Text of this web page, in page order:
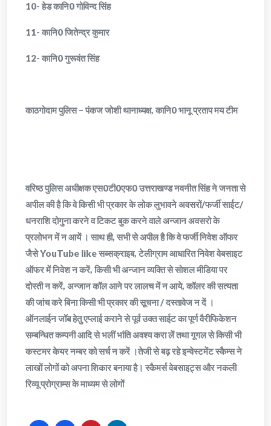
10- हेड कानि0 गोविन्द सिंह
11- कानि0 जितेन्द्र कुमार
12- कानि0 गुरूवंत सिंह
काठगोदाम पुलिस – पंकज जोशी थानाध्यक्ष, कानि0 भानू प्रताप मय टीम
वरिष्ठ पुलिस अधीक्षक एस0टी0एफ0 उत्तराखण्ड नवनीत सिंह ने जनता से
अपील की है कि वे किसी भी प्रकार के लोक लुभावने अवसरों/फर्जी साईट/
धनराशि दोगुना करने व टिकट बुक करने वाले अन्जान अवसरो के
प्रलोभन में न आयें । साथ ही, सभी से अपील है कि वे फर्जी निवेश ऑफर
जैसे YouTube like सब्सक्राइब, टेलीग्राम आधारित निवेश वेबसाइट
ऑफर में निवेश न करें, किसी भी अन्जान व्यक्ति से सोशल मीडिया पर
दोस्ती न करें, अन्जान कॉल आने पर लालच में न आये, कॉलर की सत्यता
की जांच करे बिना किसी भी प्रकार की सूचना / दस्तावेज न दें ।
ऑनलाईन जॉब हेतु एप्लाई कराने से पूर्व उक्त साईट का पूर्ण वैरीफिकेशन
सम्बन्धित कम्पनी आदि से भलीं भांति अवश्य करा लें तथा गूगल से किसी भी
कस्टमर केयर नम्बर को सर्च न करें ।तेजी से बढ़ रहे इन्वेस्टमेंट स्कैम्स ने
लाखों लोगों को अपना शिकार बनाया है। स्कैमर्स वेबसाइट्स और नकली
रिव्यू प्रोग्राम्स के माध्यम से लोगों